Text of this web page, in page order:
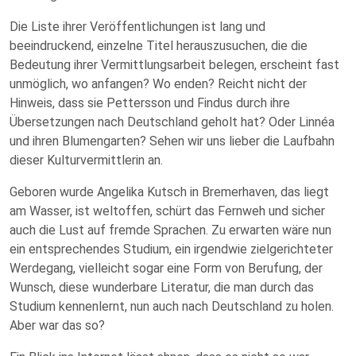
Die Liste ihrer Veröffentlichungen ist lang und
beeindruckend, einzelne Titel herauszusuchen, die die
Bedeutung ihrer Vermittlungsarbeit belegen, erscheint fast
unmöglich, wo anfangen? Wo enden? Reicht nicht der
Hinweis, dass sie Pettersson und Findus durch ihre
Übersetzungen nach Deutschland geholt hat? Oder Linnéa
und ihren Blumengarten? Sehen wir uns lieber die Laufbahn
dieser Kulturvermittlerin an.
Geboren wurde Angelika Kutsch in Bremerhaven, das liegt
am Wasser, ist weltoffen, schürt das Fernweh und sicher
auch die Lust auf fremde Sprachen. Zu erwarten wäre nun
ein entsprechendes Studium, ein irgendwie zielgerichteter
Werdegang, vielleicht sogar eine Form von Berufung, der
Wunsch, diese wunderbare Literatur, die man durch das
Studium kennenlernt, nun auch nach Deutschland zu holen.
Aber war das so?